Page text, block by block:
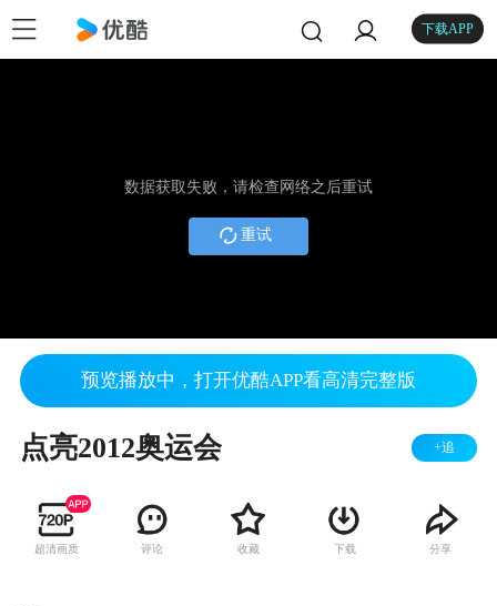
下载APP
数据获取失败，请检查网络之后重试
重试
预览播放中，打开优酷APP看高清完整版
点亮2012奥运会 +追
超清画质 评论 收藏 下载 分享